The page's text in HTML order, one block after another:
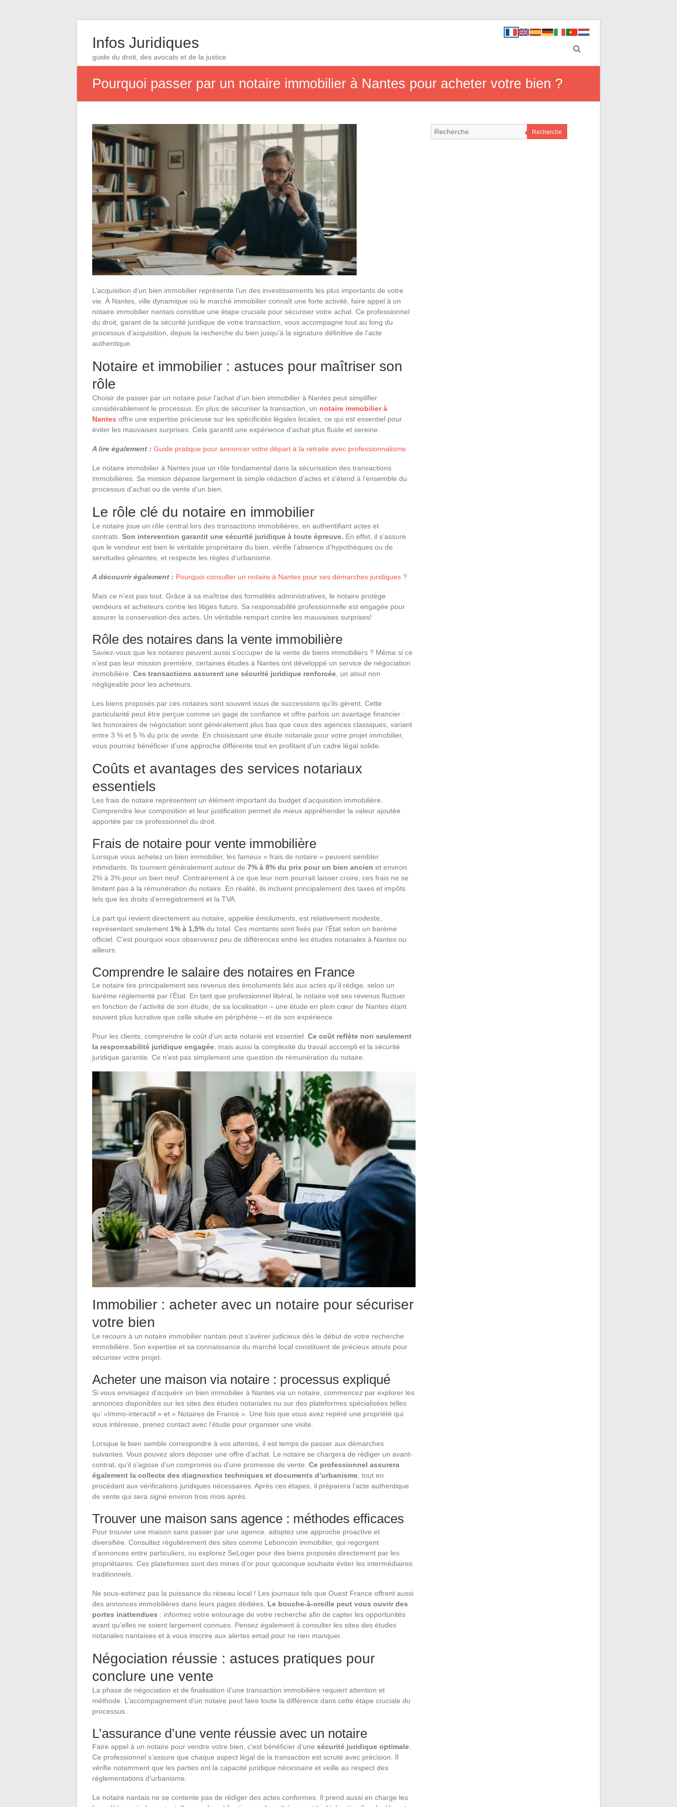
Infos Juridiques
guide du droit, des avocats et de la justice
Pourquoi passer par un notaire immobilier à Nantes pour acheter votre bien ?
L’acquisition d’un bien immobilier représente l’un des investissements les plus importants de votre
vie. À Nantes, ville dynamique où le marché immobilier connaît une forte activité, faire appel à un
notaire immobilier nantais constitue une étape cruciale pour sécuriser votre achat. Ce professionnel
du droit, garant de la sécurité juridique de votre transaction, vous accompagne tout au long du
processus d’acquisition, depuis la recherche du bien jusqu’à la signature définitive de l’acte
authentique.
Notaire et immobilier : astuces pour maîtriser son
rôle
Choisir de passer par un notaire pour l’achat d’un bien immobilier à Nantes peut simplifier
considérablement le processus. En plus de sécuriser la transaction, un notaire immobilier à
Nantes offre une expertise précieuse sur les spécificités légales locales, ce qui est essentiel pour
éviter les mauvaises surprises. Cela garantit une expérience d’achat plus fluide et sereine.
A lire également : Guide pratique pour annoncer votre départ à la retraite avec professionnalisme
Le notaire immobilier à Nantes joue un rôle fondamental dans la sécurisation des transactions
immobilières. Sa mission dépasse largement la simple rédaction d’actes et s’étend à l’ensemble du
processus d’achat ou de vente d’un bien.
Le rôle clé du notaire en immobilier
Le notaire joue un rôle central lors des transactions immobilières, en authentifiant actes et
contrats. Son intervention garantit une sécurité juridique à toute épreuve. En effet, il s’assure
que le vendeur est bien le véritable propriétaire du bien, vérifie l’absence d’hypothèques ou de
servitudes gênantes, et respecte les règles d’urbanisme.
A découvrir également : Pourquoi consulter un notaire à Nantes pour ses démarches juridiques ?
Mais ce n’est pas tout. Grâce à sa maîtrise des formalités administratives, le notaire protège
vendeurs et acheteurs contre les litiges futurs. Sa responsabilité professionnelle est engagée pour
assurer la conservation des actes. Un véritable rempart contre les mauvaises surprises!
Rôle des notaires dans la vente immobilière
Saviez-vous que les notaires peuvent aussi s’occuper de la vente de biens immobiliers ? Même si ce
n’est pas leur mission première, certaines études à Nantes ont développé un service de négociation
immobilière. Ces transactions assurent une sécurité juridique renforcée , un atout non
négligeable pour les acheteurs.
Les biens proposés par ces notaires sont souvent issus de successions qu’ils gèrent. Cette
particularité peut être perçue comme un gage de confiance et offre parfois un avantage financier :
les honoraires de négociation sont généralement plus bas que ceux des agences classiques, variant
entre 3 % et 5 % du prix de vente. En choisissant une étude notariale pour votre projet immobilier,
vous pourriez bénéficier d’une approche différente tout en profitant d’un cadre légal solide.
Coûts et avantages des services notariaux
essentiels
Les frais de notaire représentent un élément important du budget d’acquisition immobilière.
Comprendre leur composition et leur justification permet de mieux appréhender la valeur ajoutée
apportée par ce professionnel du droit.
Frais de notaire pour vente immobilière
Lorsque vous achetez un bien immobilier, les fameux « frais de notaire » peuvent sembler
intimidants. Ils tournent généralement autour de 7% à 8% du prix pour un bien ancien et environ
2% à 3% pour un bien neuf. Contrairement à ce que leur nom pourrait laisser croire, ces frais ne se
limitent pas à la rémunération du notaire. En réalité, ils incluent principalement des taxes et impôts
tels que les droits d’enregistrement et la TVA.
La part qui revient directement au notaire, appelée émoluments, est relativement modeste,
représentant seulement 1% à 1,5% du total. Ces montants sont fixés par l’État selon un barème
officiel. C’est pourquoi vous observerez peu de différences entre les études notariales à Nantes ou
ailleurs.
Comprendre le salaire des notaires en France
Le notaire tire principalement ses revenus des émoluments liés aux actes qu’il rédige, selon un
barème réglementé par l’État. En tant que professionnel libéral, le notaire voit ses revenus fluctuer
en fonction de l’activité de son étude, de sa localisation – une étude en plein cœur de Nantes étant
souvent plus lucrative que celle située en périphérie – et de son expérience.
Pour les clients, comprendre le coût d’un acte notarié est essentiel. Ce coût reflète non seulement
la responsabilité juridique engagée , mais aussi la complexité du travail accompli et la sécurité
juridique garantie. Ce n’est pas simplement une question de rémunération du notaire.
Immobilier : acheter avec un notaire pour sécuriser
votre bien
Le recours à un notaire immobilier nantais peut s’avérer judicieux dès le début de votre recherche
immobilière. Son expertise et sa connaissance du marché local constituent de précieux atouts pour
sécuriser votre projet.
Acheter une maison via notaire : processus expliqué
Si vous envisagez d’acquérir un bien immobilier à Nantes via un notaire, commencez par explorer les
annonces disponibles sur les sites des études notariales ou sur des plateformes spécialisées telles
qu’ »Immo-interactif » et « Notaires de France ». Une fois que vous avez repéré une propriété qui
vous intéresse, prenez contact avec l’étude pour organiser une visite.
Lorsque le bien semble correspondre à vos attentes, il est temps de passer aux démarches
suivantes. Vous pouvez alors déposer une offre d’achat. Le notaire se chargera de rédiger un avant-
contrat, qu’il s’agisse d’un compromis ou d’une promesse de vente. Ce professionnel assurera
également la collecte des diagnostics techniques et documents d’urbanisme , tout en
procédant aux vérifications juridiques nécessaires. Après ces étapes, il préparera l’acte authentique
de vente qui sera signé environ trois mois après.
Trouver une maison sans agence : méthodes efficaces
Pour trouver une maison sans passer par une agence, adoptez une approche proactive et
diversifiée. Consultez régulièrement des sites comme Leboncoin immobilier, qui regorgent
d’annonces entre particuliers, ou explorez SeLoger pour des biens proposés directement par les
propriétaires. Ces plateformes sont des mines d’or pour quiconque souhaite éviter les intermédiaires
traditionnels.
Ne sous-estimez pas la puissance du réseau local ! Les journaux tels que Ouest France offrent aussi
des annonces immobilières dans leurs pages dédiées. Le bouche-à-oreille peut vous ouvrir des
portes inattendues : informez votre entourage de votre recherche afin de capter les opportunités
avant qu’elles ne soient largement connues. Pensez également à consulter les sites des études
notariales nantaises et à vous inscrire aux alertes email pour ne rien manquer.
Négociation réussie : astuces pratiques pour
conclure une vente
La phase de négociation et de finalisation d’une transaction immobilière requiert attention et
méthode. L’accompagnement d’un notaire peut faire toute la différence dans cette étape cruciale du
processus.
L’assurance d’une vente réussie avec un notaire
Faire appel à un notaire pour vendre votre bien, c’est bénéficier d’une sécurité juridique optimale
Ce professionnel s’assure que chaque aspect légal de la transaction est scruté avec précision. Il
vérifie notamment que les parties ont la capacité juridique nécessaire et veille au respect des
réglementations d’urbanisme.
Le notaire nantais ne se contente pas de rédiger des actes conformes. Il prend aussi en charge les
Recherche